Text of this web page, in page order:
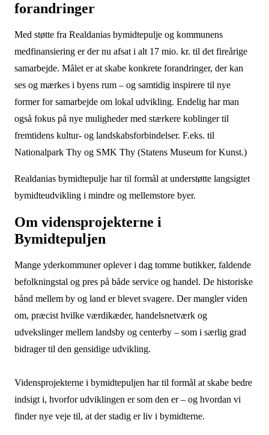
forandringer
Med støtte fra Realdanias bymidtepulje og kommunens
medfinansiering er der nu afsat i alt 17 mio. kr. til det fireårige
samarbejde. Målet er at skabe konkrete forandringer, der kan
ses og mærkes i byens rum – og samtidig inspirere til nye
former for samarbejde om lokal udvikling. Endelig har man
også fokus på nye muligheder med stærkere koblinger til
fremtidens kultur- og landskabsforbindelser. F.eks. til
Nationalpark Thy og SMK Thy (Statens Museum for Kunst.)
Realdanias bymidtepulje har til formål at understøtte langsigtet
bymidteudvikling i mindre og mellemstore byer.
Om vidensprojekterne i
Bymidtepuljen
Mange yderkommuner oplever i dag tomme butikker, faldende
befolkningstal og pres på både service og handel. De historiske
bånd mellem by og land er blevet svagere. Der mangler viden
om, præcist hvilke værdikæder, handelsnetværk og
udvekslinger mellem landsby og centerby – som i særlig grad
bidrager til den gensidige udvikling.
Vidensprojekterne i bymidtepuljen har til formål at skabe bedre
indsigt i, hvorfor udviklingen er som den er – og hvordan vi
finder nye veje til, at der stadig er liv i bymidterne.